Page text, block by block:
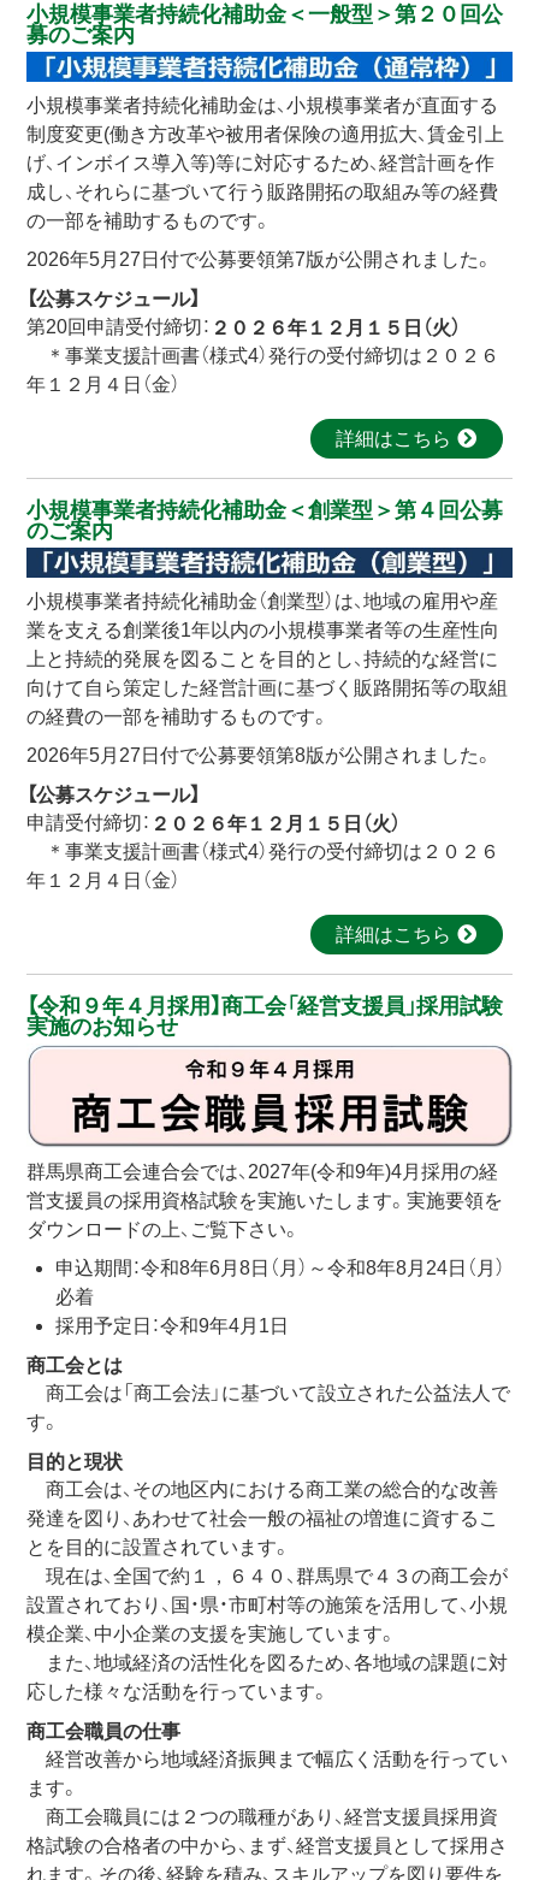
小規模事業者持続化補助金＜一般型＞第２０回公
募のご案内
小規模事業者持続化補助金は、小規模事業者が直面する
制度変更(働き方改革や被用者保険の適用拡大、賃金引上
げ、インボイス導入等)等に対応するため、経営計画を作
成し、それらに基づいて行う販路開拓の取組み等の経費
の一部を補助するものです。
2026年5月27日付で公募要領第7版が公開されました。
【公募スケジュール】
第20回申請受付締切： ２０２６年１２月１５日（火）
＊事業支援計画書（様式4）発行の受付締切は２０２６
年１２月４日（金）
詳細はこちら
小規模事業者持続化補助金＜創業型＞第４回公募
のご案内
小規模事業者持続化補助金（創業型）は、地域の雇用や産
業を支える創業後1年以内の小規模事業者等の生産性向
上と持続的発展を図ることを目的とし、持続的な経営に
向けて自ら策定した経営計画に基づく販路開拓等の取組
の経費の一部を補助するものです。
2026年5月27日付で公募要領第8版が公開されました。
【公募スケジュール】
申請受付締切： ２０２６年１２月１５日（火）
＊事業支援計画書（様式4）発行の受付締切は２０２６
年１２月４日（金）
詳細はこちら
【令和９年４月採用】商工会「経営支援員」採用試験
実施のお知らせ
群馬県商工会連合会では、2027年(令和9年)4月採用の経
営支援員の採用資格試験を実施いたします。実施要領を
ダウンロードの上、ご覧下さい。
申込期間：令和8年6月8日（月）～令和8年8月24日（月）
必着
採用予定日：令和9年4月1日
商工会とは
商工会は「商工会法」に基づいて設立された公益法人で
す。
目的と現状
商工会は、その地区内における商工業の総合的な改善
発達を図り、あわせて社会一般の福祉の増進に資するこ
とを目的に設置されています。
現在は、全国で約１，６４０、群馬県で４３の商工会が
設置されており、国・県・市町村等の施策を活用して、小規
模企業、中小企業の支援を実施しています。
また、地域経済の活性化を図るため、各地域の課題に対
応した様々な活動を行っています。
商工会職員の仕事
経営改善から地域経済振興まで幅広く活動を行ってい
ます。
商工会職員には２つの職種があり、経営支援員採用資
格試験の合格者の中から、まず、経営支援員として採用さ
れます。その後、経験を積み、スキルアップを図り要件を